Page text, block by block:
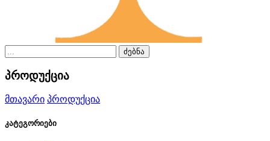
ძებნა
პროდუქცია
მთავარი პროდუქცია
კატეგორიები